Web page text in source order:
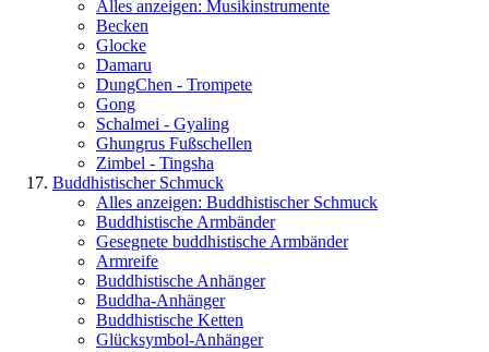
Alles anzeigen: Musikinstrumente
Becken
Glocke
Damaru
DungChen - Trompete
Gong
Schalmei - Gyaling
Ghungrus Fußschellen
Zimbel - Tingsha
Buddhistischer Schmuck
Alles anzeigen: Buddhistischer Schmuck
Buddhistische Armbänder
Gesegnete buddhistische Armbänder
Armreife
Buddhistische Anhänger
Buddha-Anhänger
Buddhistische Ketten
Glücksymbol-Anhänger